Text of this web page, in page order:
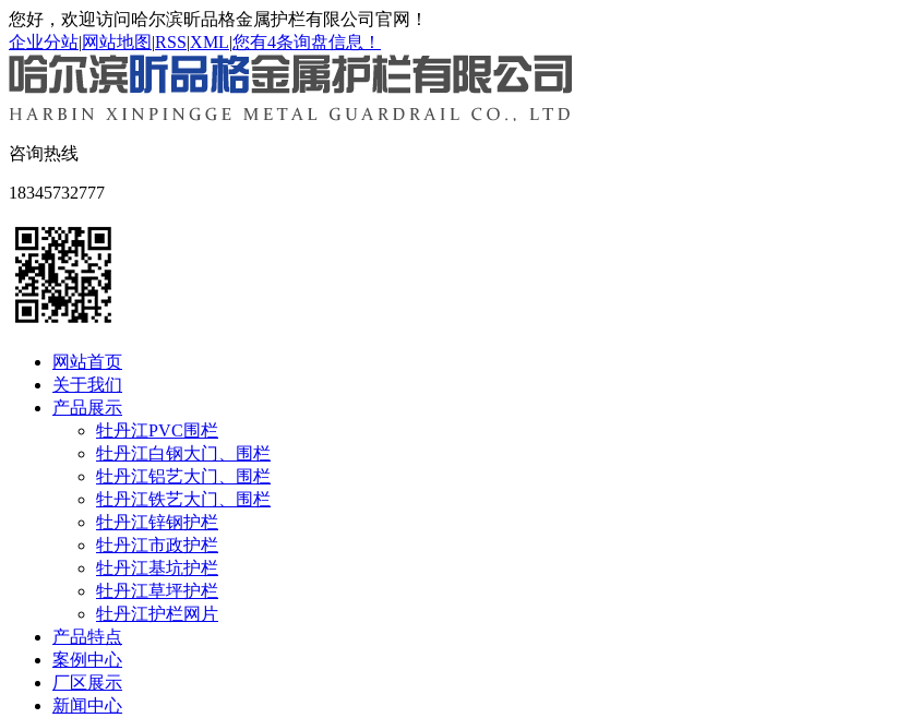
您好，欢迎访问哈尔滨昕品格金属护栏有限公司官网！
企业分站|网站地图|RSS|XML|您有4条询盘信息！
咨询热线
18345732777
网站首页
关于我们
产品展示
牡丹江PVC围栏
牡丹江白钢大门、围栏
牡丹江铝艺大门、围栏
牡丹江铁艺大门、围栏
牡丹江锌钢护栏
牡丹江市政护栏
牡丹江基坑护栏
牡丹江草坪护栏
牡丹江护栏网片
产品特点
案例中心
厂区展示
新闻中心